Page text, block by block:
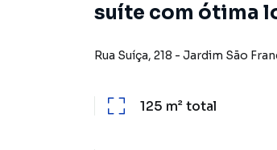
suíte com ótima
Rua Suíça, 218 - Jardim São
125 m²total